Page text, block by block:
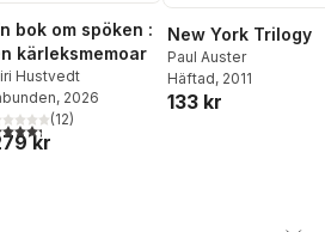
röster:
bok om spöken :
kärleksmemoar
Hustvedt
, 2026
utav 5 stjärnor. Totalt antal röster:
(12)
kr
New York Trilogy
Paul Auster
Häftad, 2011
133 kr